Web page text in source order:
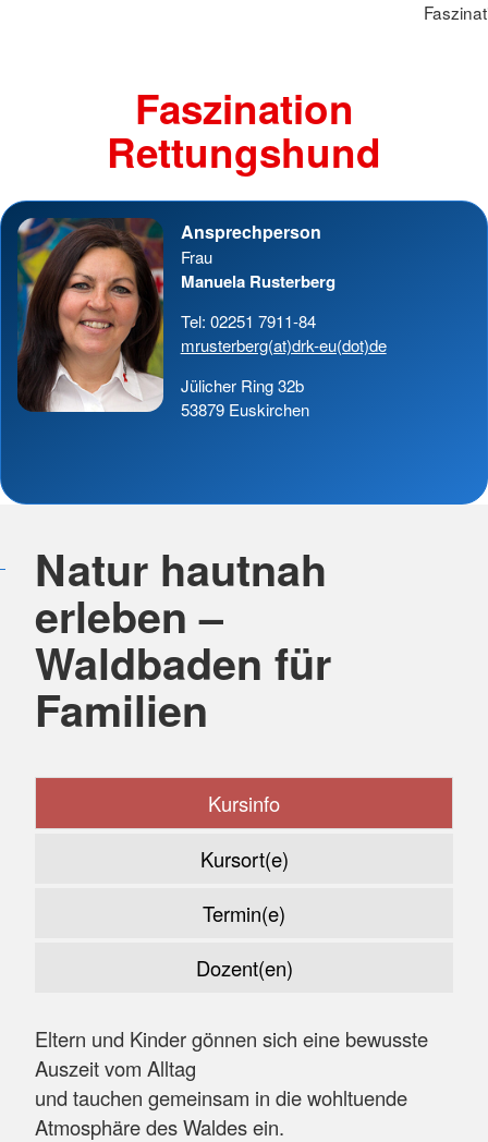
Faszination
Rettungshund
Ansprechperson
Frau
Manuela Rusterberg
Tel: 02251 7911-84
mrusterberg(at)drk-eu(dot)de
Jülicher Ring 32b
53879 Euskirchen
Natur hautnah
erleben –
Waldbaden für
Familien
Kursinfo
Kursort(e)
Termin(e)
Dozent(en)
Eltern und Kinder gönnen sich eine bewusste
Auszeit vom Alltag
und tauchen gemeinsam in die wohltuende
Atmosphäre des Waldes ein.